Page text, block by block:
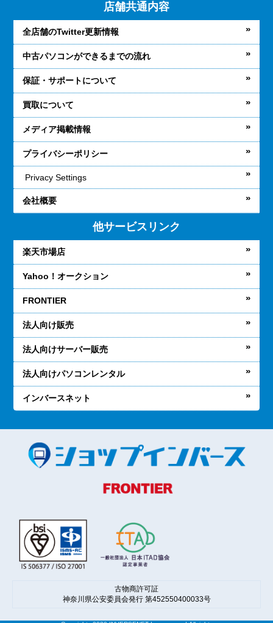
店舗共通内容
全店舗のTwitter更新情報
中古パソコンができるまでの流れ
保証・サポートについて
買取について
メディア掲載情報
プライバシーポリシー
Privacy Settings
会社概要
他サービスリンク
楽天市場店
Yahoo！オークション
FRONTIER
法人向け販売
法人向けサーバー販売
法人向けパソコンレンタル
インバースネット
古物商許可証
神奈川県公安委員会発行 第452550400033号